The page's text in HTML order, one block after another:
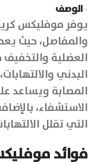
الوصف
يوفر موفليكس
والمفاصل، حيث
العضلية والتخفيف
البدني
المصابة ويساعد
الاستشفاء،
التي تقلل
فوائد